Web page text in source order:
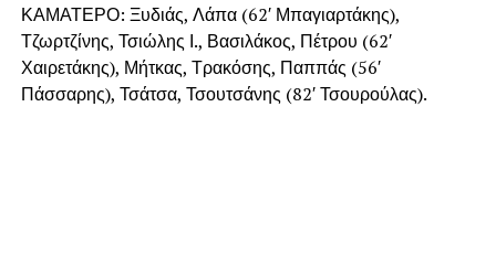
ΚΑΜΑΤΕΡΟ: Ξυδιάς, Λάπα (62′ Μπαγιαρτάκης),
Τζωρτζίνης, Τσιώλης Ι., Βασιλάκος, Πέτρου (62′
Χαιρετάκης), Μήτκας, Τρακόσης, Παππάς (56′
Πάσσαρης), Τσάτσα, Τσουτσάνης (82′ Τσουρούλας).